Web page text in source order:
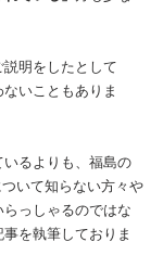
明をしたとして
いこともありま
るよりも、福島の
いて知らない方々や
っしゃるのではな
を執筆しておりま